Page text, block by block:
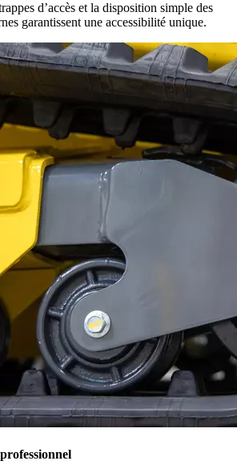
d’accès et la disposition simple des
garantissent une accessibilité unique.